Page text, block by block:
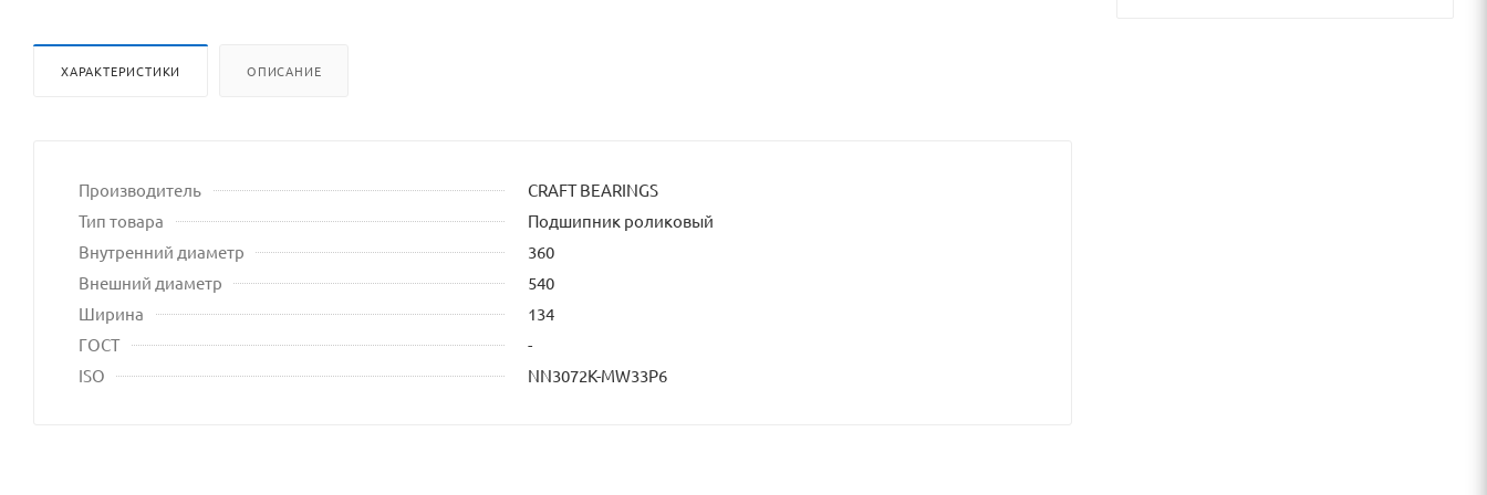
ХАРАКТЕРИСТИКИ ОПИСАНИЕ
Производитель
CRAFT BEARINGS
Тип товара
Подшипник роликовый
Внутренний диаметр
360
Внешний диаметр
540
Ширина
134
ГОСТ
-
ISO
NN3072K-MW33P6